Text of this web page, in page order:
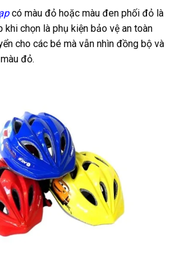
có màu đỏ hoặc màu đen phối đỏ là
khi chọn là phụ kiện bảo vệ an toàn
cho các bé mà vẫn nhìn đồng bộ và
đỏ.